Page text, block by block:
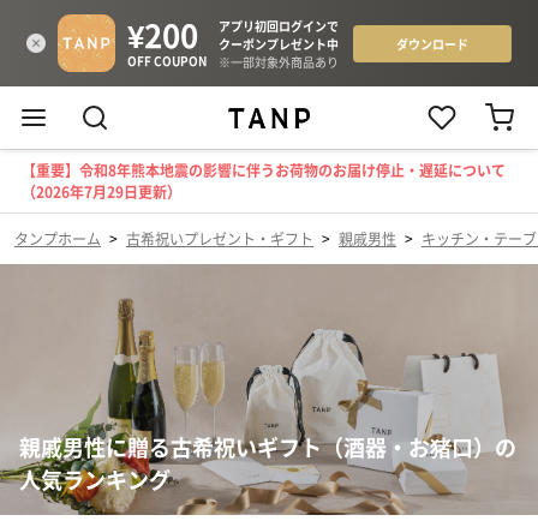
【重要】令和8年熊本地震の影響に伴うお荷物のお届け停止・遅延について
（2026年7月29日更新）
タンプホーム > 古希祝いプレゼント・ギフト > 親戚男性 > キッチン・テー
親戚男性に贈る古希祝いギフト（酒器・お猪口）の
人気ランキング